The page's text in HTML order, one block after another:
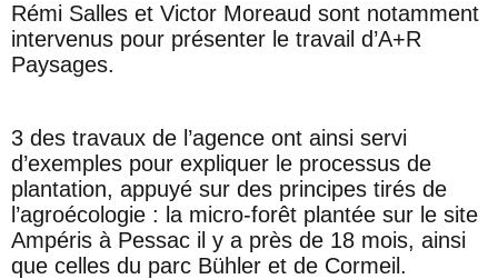
Rémi Salles et Victor Moreaud sont notamment
intervenus pour présenter le travail d’A+R
Paysages.
3 des travaux de l’agence ont ainsi servi
d’exemples pour expliquer le processus de
plantation, appuyé sur des principes tirés de
l’agroécologie : la micro-forêt plantée sur le site
Ampéris à Pessac il y a près de 18 mois, ainsi
que celles du parc Bühler et de Cormeil.